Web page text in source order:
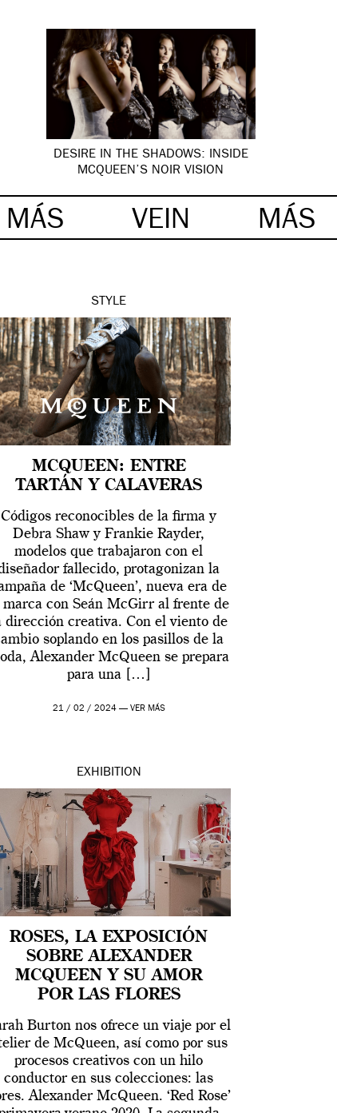
DESIRE IN THE SHADOWS: INSIDE
MCQUEEN’S NOIR VISION
MÁS VEIN MÁS
STYLE
MCQUEEN: ENTRE
TARTÁN Y CALAVERAS
Códigos reconocibles de la firma y
Debra Shaw y Frankie Rayder,
modelos que trabajaron con el
fallecido, protagonizan la
de ‘McQueen’, nueva era de
marca con Seán McGirr al frente de
dirección creativa. Con el viento de
soplando en los pasillos de la
Alexander McQueen se prepara
para una […]
21 / 02 / 2024 — VER MÁS
EXHIBITION
ROSES, LA EXPOSICIÓN
SOBRE ALEXANDER
MCQUEEN Y SU AMOR
POR LAS FLORES
Burton nos ofrece un viaje por el
de McQueen, así como por sus
procesos creativos con un hilo
conductor en sus colecciones: las
Alexander McQueen. ‘Red Rose’